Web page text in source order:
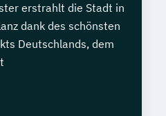
erstrahlt die Stadt in
dank des schönsten
Deutschlands, dem